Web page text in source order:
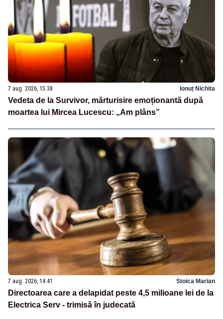
7 aug. 2026, 15:38 Ionuț Nichita
Vedeta de la Survivor, mărturisire emoționantă după
moartea lui Mircea Lucescu: „Am plâns”
7 aug. 2026, 14:41 Stoica Marian
Directoarea care a delapidat peste 4,5 milioane lei de la
Electrica Serv - trimisă în judecată